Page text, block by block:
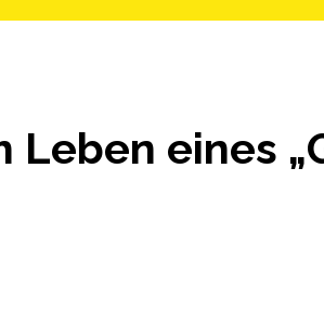
Leben eines